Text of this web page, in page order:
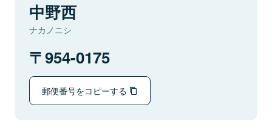
中野西
ナカノニシ
954-0175
郵便番号をコピーする